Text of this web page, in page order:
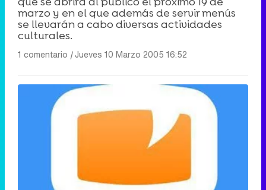
marzo y en el que además de servir menús
se llevarán a cabo diversas actividades
culturales.
1 comentario |Jueves 10 Marzo 2005 16:52